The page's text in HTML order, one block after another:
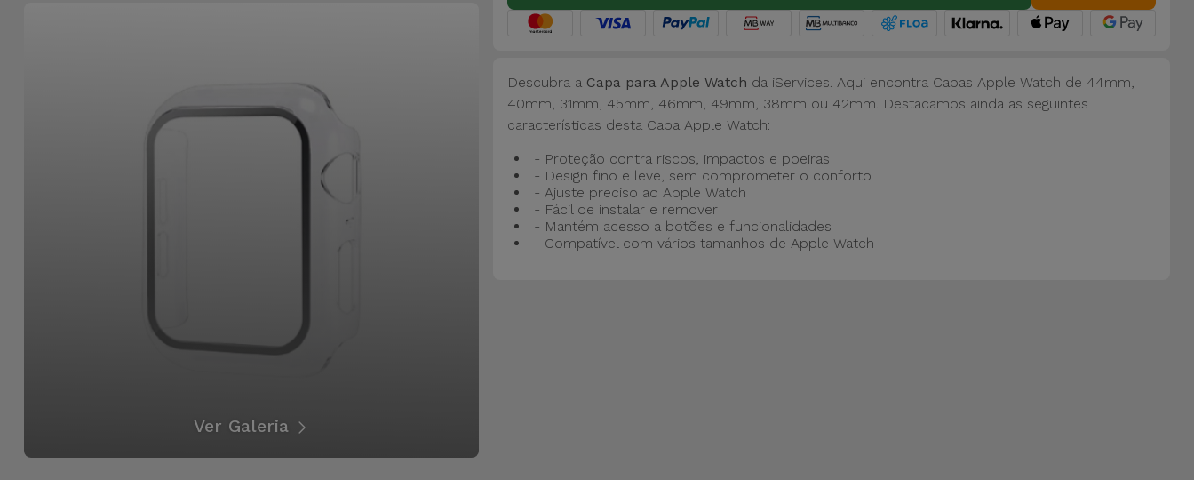
Ver Galeria
Descubra a Capa para Apple Watch da iServices. Aqui encontra Capas Apple Watch de 44mm,
40mm, 31mm, 45mm, 46mm, 49mm, 38mm ou 42mm. Destacamos ainda as seguintes
características desta Capa Apple Watch:
- Proteção contra riscos, impactos e poeiras
- Design fino e leve, sem comprometer o conforto
- Ajuste preciso ao Apple Watch
- Fácil de instalar e remover
- Mantém acesso a botões e funcionalidades
- Compatível com vários tamanhos de Apple Watch